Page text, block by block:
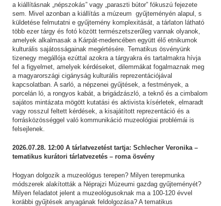
a kiállításnak „népszokás” vagy „paraszti bútor” fókuszú fejezete
sem. Mivel azonban a kiállítás a múzeum gyűjteményén alapul, s
küldetése felmutatni e gyűjtemény komplexitását, a tárlaton látható
több ezer tárgy és fotó között természetszerűleg vannak olyanok,
amelyek alkalmasak a Kárpát-medencében együtt élő etnikumok
kulturális sajátosságainak megértésére. Tematikus ösvényünk
tizenegy megállója ezúttal azokra a tárgyakra és tartalmakra hívja
fel a figyelmet, amelyek kérdéseket, dilemmákat fogalmaznak meg
a magyarországi cigányság kulturális reprezentációjával
kapcsolatban. A sarló, a népzenei gyűjtések, a festmények, a
porcelán ló, a rongyos kabát, a brigádzászló, a teknő és a cimbalom
sajátos mintázata mögött kutatási és aktivista kísérletek, elmaradt
vagy rosszul feltett kérdések, a kisajátított reprezentáció és a
forrásközösséggel való kommunikáció muzeológiai problémái is
felsejlenek.
2026.07.28. 12:00 A tárlatvezetést tartja: Schlecher Veronika –
tematikus kurátori tárlatvezetés – roma ösvény
Hogyan dolgozik a muzeológus terepen? Milyen terepmunka
módszerek alakították a Néprajzi Múzeumi gazdag gyűjteményét?
Milyen feladatot jelent a muzeológusoknak ma a 100-120 évvel
korábbi gyűjtések anyagának feldolgozása? A tematikus